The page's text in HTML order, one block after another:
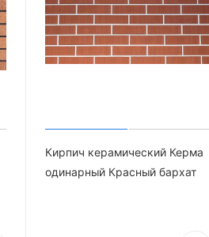
Кирпич керамический Керма
одинарный Красный бархат